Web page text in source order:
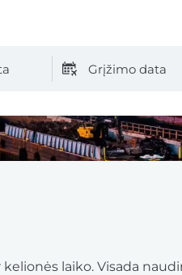
Grįžimo data
laiko. Visada